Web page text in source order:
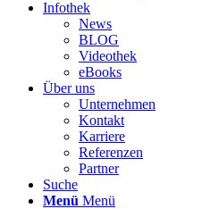
Infothek
News
BLOG
Videothek
eBooks
Über uns
Unternehmen
Kontakt
Karriere
Referenzen
Partner
Suche
Menü Menü